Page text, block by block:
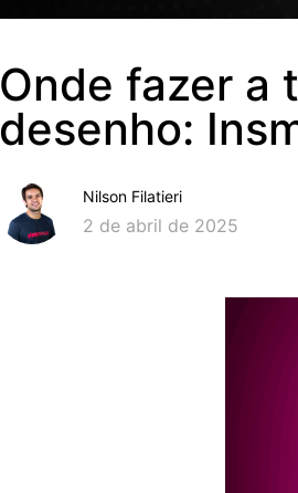
Onde fazer a
desenho:
Nilson Filatieri
2 de abril de 2025